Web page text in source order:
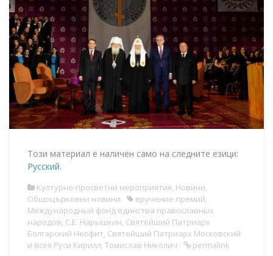
Този материал е наличен само на следните езици:
Русский.
Културно-просветни мероприятия, Новини,
Общоцърковни новини
вручение премий,
Международный фонд единства православных
народов, С.Е. Нарышкин, Святейший Патриарх
Болгарский Неофит, Святейший Патриарх Московский
и всея Руси Кирилл, Томислав Николич permalink